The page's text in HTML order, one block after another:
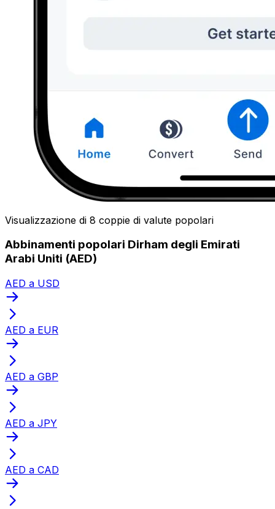
Visualizzazione di 8 coppie di valute popolari
Abbinamenti popolari Dirham degli Emirati
Arabi Uniti (AED)
AED a USD
AED a EUR
AED a GBP
AED a JPY
AED a CAD